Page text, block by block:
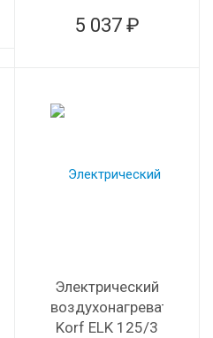
5 037 ₽
Электрический
воздухонагреватель
Korf ELK 125/3